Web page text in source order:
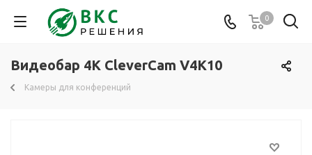
0
Видеобар 4K CleverСam V4K10
Камеры для конференций